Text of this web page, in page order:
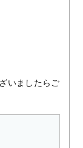
いましたらご